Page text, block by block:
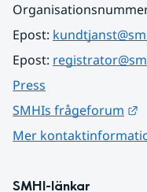
Epost:
Epost:
Press
SMHIs frågeforum
Mer
SMHI-länkar